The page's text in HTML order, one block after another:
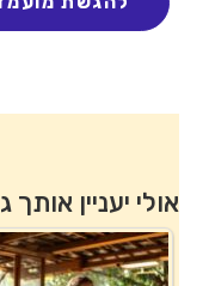
אולי יעניין אותך